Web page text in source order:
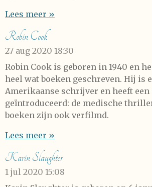
Lees meer »
Robin Cook
27 aug 2020 18:30
Robin Cook is geboren in 1940 en
heel wat boeken geschreven. Hij is
Amerikaanse schrijver en heeft een
geïntroduceerd: de medische
boeken zijn ook verfilmd.
Lees meer »
Karin Slaughter
1 jul 2020 15:08